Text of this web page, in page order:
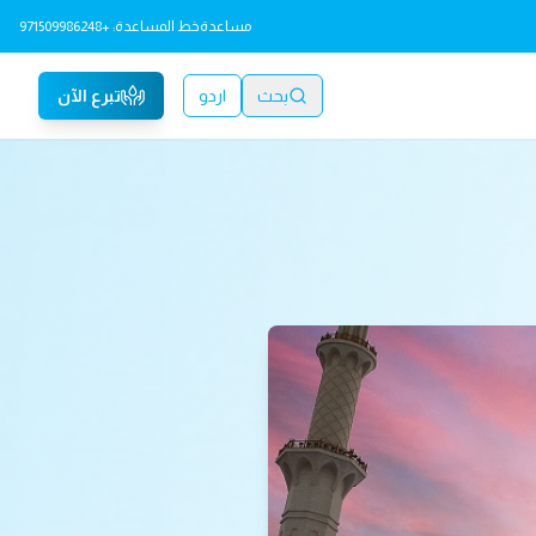
مساعدةخط المساعدة: +971509986248
بحث اردو تبرع الآن